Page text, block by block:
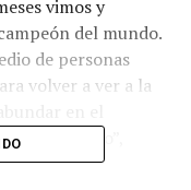
vimos y
del mundo.
de personas
volver a ver a la
pueblo”,